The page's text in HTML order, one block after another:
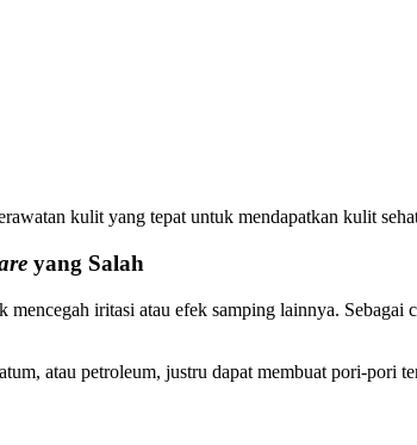
kulit yang tepat untuk mendapatkan kulit
yang Salah
mencegah iritasi atau efek samping lainnya.
atau petroleum, justru dapat membuat pori-pori